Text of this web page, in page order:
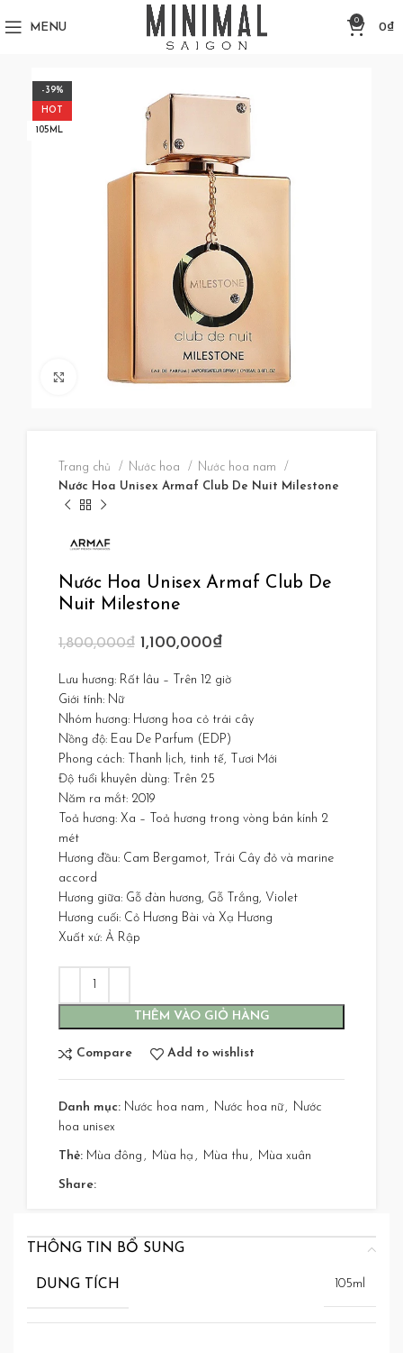
MENU
0
0₫
-39%
HOT
105ML
Click to enlarge
Trang chủ Nước hoa
Nước hoa nam
Nước Hoa Unisex Armaf Club De Nuit Milestone
Nước Hoa Unisex Armaf Club De
Nuit Milestone
1,800,000₫ 1,100,000₫
Lưu hương: Rất lâu – Trên 12 giờ
Giới tính: Nữ
Nhóm hương: Hương hoa cỏ trái cây
Nồng độ: Eau De Parfum (EDP)
Phong cách: Thanh lịch, tinh tế, Tươi Mới
Độ tuổi khuyên dùng: Trên 25
Năm ra mắt: 2019
Toả hương: Xa – Toả hương trong vòng bán kính 2
mét
Hương đầu: Cam Bergamot, Trái Cây đỏ và marine
accord
Hương giữa: Gỗ đàn hương, Gỗ Trắng, Violet
Hương cuối: Cỏ Hương Bài và Xạ Hương
Xuất xứ: Ả Rập
THÊM VÀO GIỎ HÀNG
Compare Add to wishlist
Danh mục: Nước hoa nam , Nước hoa nữ , Nước
hoa unisex
Thẻ: Mùa đông , Mùa hạ , Mùa thu , Mùa xuân
Share:
THÔNG TIN BỔ SUNG
DUNG TÍCH 105ml